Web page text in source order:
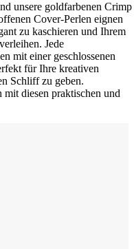
unsere goldfarbenen Crimp
Cover-Perlen eignen
zu kaschieren und Ihrem
Jede
mit einer geschlossenen
für Ihre kreativen
Schliff zu geben.
diesen praktischen und